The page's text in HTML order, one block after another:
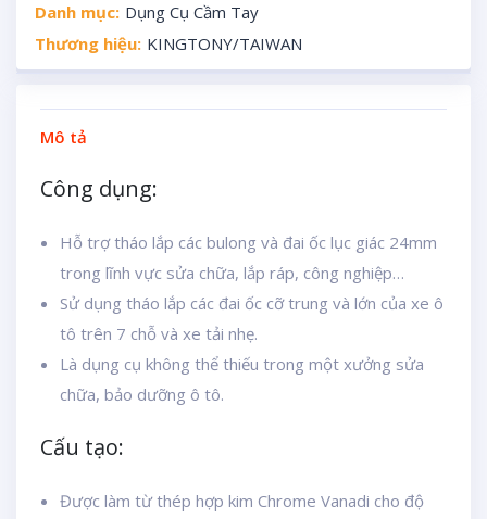
Danh mục: Dụng Cụ Cầm Tay
Thương hiệu: KINGTONY/TAIWAN
Mô tả
Công dụng:
Hỗ trợ tháo lắp các bulong và đai ốc lục giác 24mm
trong lĩnh vực sửa chữa, lắp ráp, công nghiệp…
Sử dụng tháo lắp các đai ốc cỡ trung và lớn của xe ô
tô trên 7 chỗ và xe tải nhẹ.
Là dụng cụ không thể thiếu trong một xưởng sửa
chữa, bảo dưỡng ô tô.
Cấu tạo:
Được làm từ thép hợp kim Chrome Vanadi cho độ